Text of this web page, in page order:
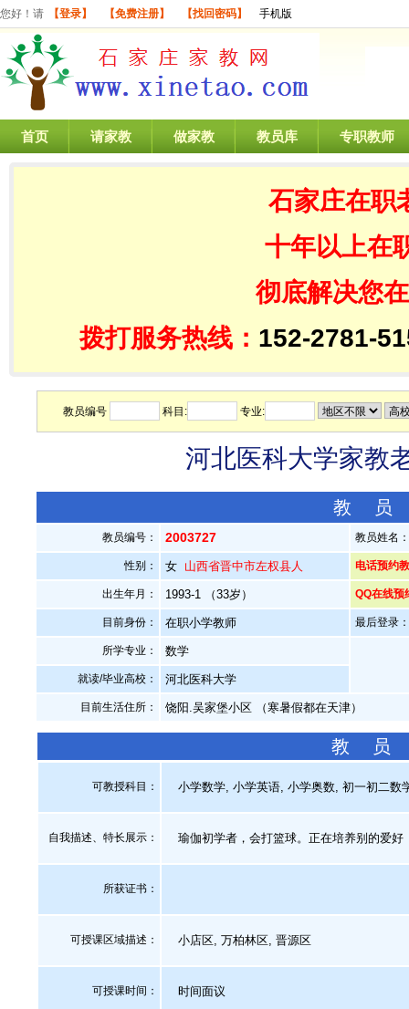
您好！请 【登录】 【免费注册】 【找回密码】 手机版
首页 请家教 做家教 教员库 专职教师
石家庄在职
十年以上在
彻底解决您
拨打服务热线： 152-2781-
教员编号 科目: 专业:
河北医科大学家教
教
教员编号： 2003727 教员姓名
性别： 女 山西省晋中市左权县人 电话预约
出生年月： 1993-1 （33岁） QQ在线预
目前身份： 在职小学教师 最后登录
所学专业： 数学
就读/毕业高校： 河北医科大学
目前生活住所： 饶阳.吴家堡小区 （寒暑假都在天津）
教 员
可教授科目： 小学数学, 小学英语, 小学奥数, 初一初二数
自我描述、特长展示 ： 瑜伽初学者，会打篮球。正在培养别的爱好
所获证书 ：
可授课区域描述： 小店区, 万柏林区, 晋源区
可授课时间： 时间面议